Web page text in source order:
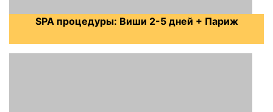
SPA процедуры: Виши 2-5 дней + Париж